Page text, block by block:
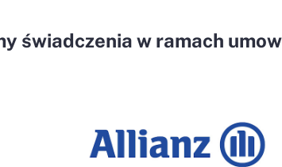
świadczenia w ramach